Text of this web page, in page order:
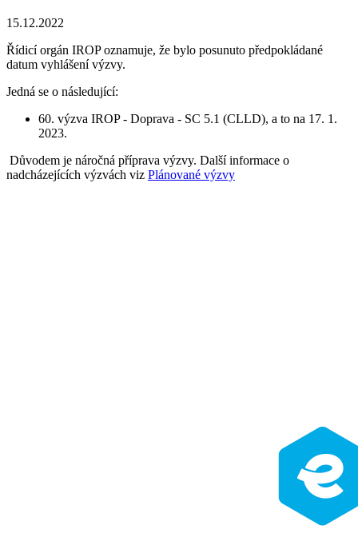
15.12.2022
Řídicí orgán IROP oznamuje, že bylo posunuto předpokládané
datum vyhlášení výzvy.
Jedná se o následující:
60. výzva IROP - Doprava - SC 5.1 (CLLD), a to na 17. 1.
2023.
Důvodem je náročná příprava výzvy. Další informace o
nadcházejících výzvách viz Plánované výzvy